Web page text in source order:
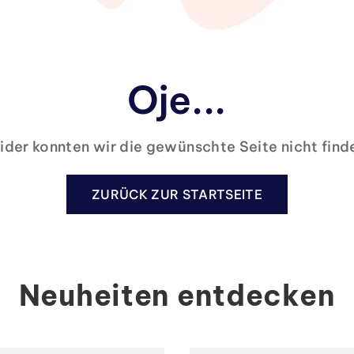
Oje...
konnten wir die gewünschte Seite nicht
ZURÜCK ZUR STARTSEITE
Neuheiten entdecken